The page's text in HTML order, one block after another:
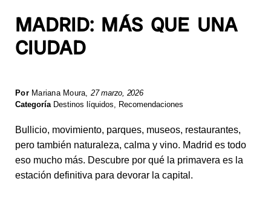
MADRID: MÁS QUE UNA
CIUDAD
Por Mariana Moura 27 marzo, 2026
Categoría Destinos líquidos, Recomendaciones
Bullicio, movimiento, parques, museos, restaurantes,
pero también naturaleza, calma y vino. Madrid es todo
eso mucho más. Descubre por qué la primavera es la
estación definitiva para devorar la capital.